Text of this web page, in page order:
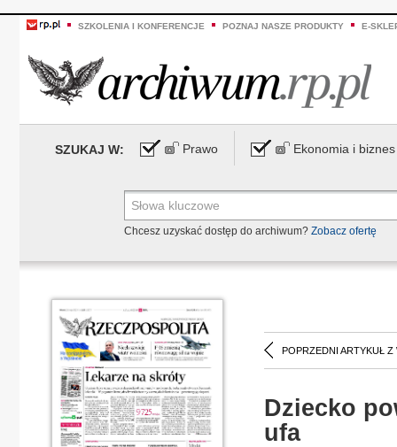
SZKOLENIA I KONFERENCJE POZNAJ NASZE PRODUKTY E-
SZUKAJ W: Prawo Ekonomia i biznes
Chcesz uzyskać dostęp do archiwum? Zobacz ofertę
POPRZEDNI ARTYKUŁ Z
Dziecko
ufa